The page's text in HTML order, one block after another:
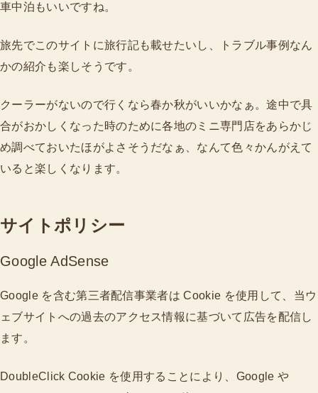
車中泊もいいですね。
旅先でこのサイトに旅行記も載せたいし、トラブル事例なん
かの紹介も楽しそうです。
クーラーがないので行くなら春か秋がいいかなぁ。途中で具
合がおかしくなった時のために各地のミニ専門店をあらかじ
め調べておいたほがよさそうだなぁ、なんて色々かんがえて
いると楽しくなります。
サイトポリシー
Google AdSense
Google を含む第三者配信事業者は Cookie を使用して、当ウ
ェブサイトへの過去のアクセス情報に基づいて広告を配信し
ます。
DoubleClick Cookie を使用することにより、Google や